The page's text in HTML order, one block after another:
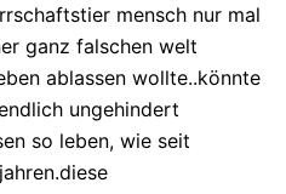
mensch nur mal
ganz falschen welt
ablassen wollte..könnte
ungehindert
so leben, wie seit